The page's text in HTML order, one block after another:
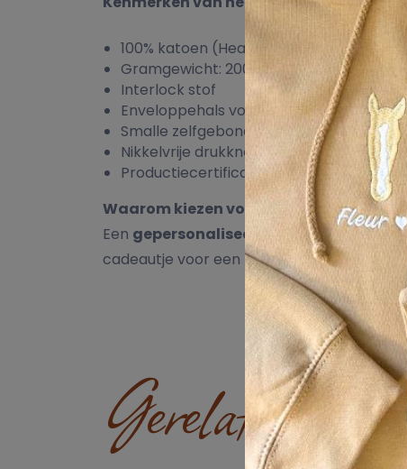
100% katoen (Heather Grey Melange:
Gramgewicht: 200 g/m²
Interlock stof
Enveloppehals voor eenvoudig aan- en
Smalle zelfgebonden hals- en
Nikkelvrije drukknoopjes bij de
Productiecertificaten: Veganistisch, Fair
Waarom kiezen voor een geborduurd
Een gepersonaliseerd babyrompertje
cadeautje voor een babyshower. Dankzij
Gerelateerde